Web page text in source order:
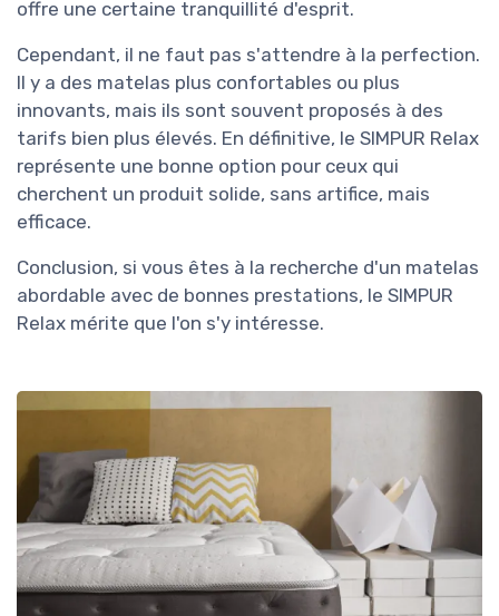
offre une certaine tranquillité d'esprit.
Cependant, il ne faut pas s'attendre à la perfection.
Il y a des matelas plus confortables ou plus
innovants, mais ils sont souvent proposés à des
tarifs bien plus élevés. En définitive, le SIMPUR Relax
représente une bonne option pour ceux qui
cherchent un produit solide, sans artifice, mais
efficace.
Conclusion, si vous êtes à la recherche d'un matelas
abordable avec de bonnes prestations, le SIMPUR
Relax mérite que l'on s'y intéresse.